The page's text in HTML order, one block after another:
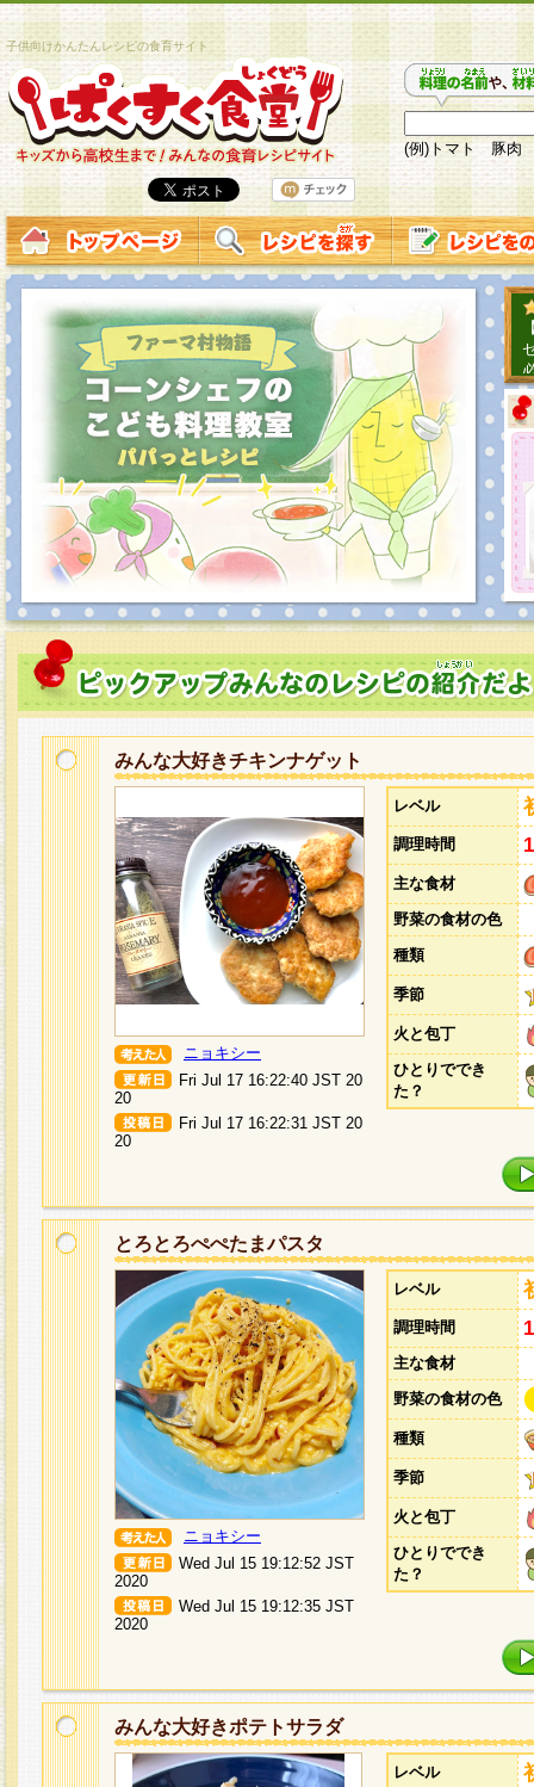
子供向けかんたんレシピの食育サイト
(例)トマト 豚肉
みんな大好きチキンナゲット
ニョキシー
Fri Jul 17 16:22:40 JST 20
20
Fri Jul 17 16:22:31 JST 20
20
レベル
調理時間
主な食材
野菜の食材の色
種類
季節
火と包丁
ひとりででき
た？
とろとろぺぺたまパスタ
ニョキシー
Wed Jul 15 19:12:52 JST
2020
Wed Jul 15 19:12:35 JST
2020
レベル
調理時間
主な食材
野菜の食材の色
種類
季節
火と包丁
ひとりででき
た？
みんな大好きポテトサラダ
レベル